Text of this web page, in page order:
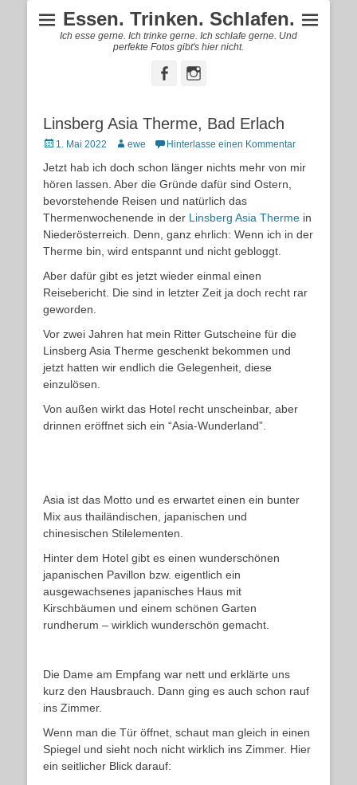
Essen. Trinken. Schlafen.
Ich esse gerne. Ich trinke gerne. Ich schlafe gerne. Und
perfekte Fotos gibt's hier nicht.
FacebookInstagram
Linsberg Asia Therme, Bad Erlach
Posted
1. Mai 2022 Autorewe Hinterlasse einen Kommentar
Jetzt hab ich doch schon länger nichts mehr von mir
hören lassen. Aber die Gründe dafür sind Ostern,
bevorstehende Reisen und natürlich das
Thermenwochenende in der Linsberg Asia Therme in
Niederösterreich. Denn, ganz ehrlich: Wenn ich in der
Therme bin, wird entspannt und nicht gebloggt.
Aber dafür gibt es jetzt wieder einmal einen
Reisebericht. Die sind in letzter Zeit ja doch recht rar
geworden.
Vor zwei Jahren hat mein Ritter Gutscheine für die
Linsberg Asia Therme geschenkt bekommen und
jetzt hatten wir endlich die Gelegenheit, diese
einzulösen.
Von außen wirkt das Hotel recht unscheinbar, aber
drinnen eröffnet sich ein “Asia-Wunderland”.
Asia ist das Motto und es erwartet einen ein bunter
Mix aus thailändischen, japanischen und
chinesischen Stilelementen.
Hinter dem Hotel gibt es einen wunderschönen
japanischen Pavillon bzw. eigentlich ein
ausgewachsenes japanisches Haus mit
Kirschbäumen und einem schönen Garten
rundherum – wirklich wunderschön gemacht.
Die Dame am Empfang war nett und erklärte uns
kurz den Hausbrauch. Dann ging es auch schon rauf
ins Zimmer.
Wenn man die Tür öffnet, schaut man gleich in einen
Spiegel und sieht noch nicht wirklich ins Zimmer. Hier
ein seitlicher Blick darauf: